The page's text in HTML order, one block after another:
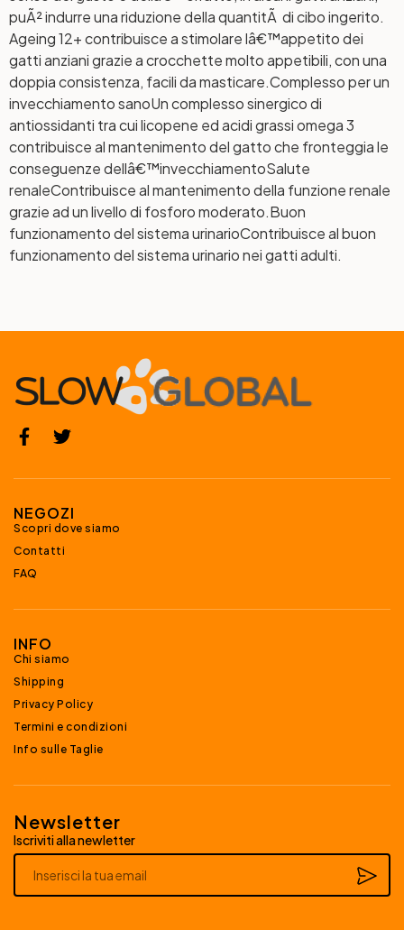
puÃ² indurre una riduzione della quantitÃ di cibo ingerito.
Ageing 12+ contribuisce a stimolare lâ€™appetito dei
gatti anziani grazie a crocchette molto appetibili, con una
doppia consistenza, facili da masticare.Complesso per un
invecchiamento sanoUn complesso sinergico di
antiossidanti tra cui licopene ed acidi grassi omega 3
contribuisce al mantenimento del gatto che fronteggia le
conseguenze dellâ€™invecchiamentoSalute
renaleContribuisce al mantenimento della funzione renale
grazie ad un livello di fosforo moderato.Buon
funzionamento del sistema urinarioContribuisce al buon
funzionamento del sistema urinario nei gatti adulti.
NEGOZI
Scopri dove siamo
Contatti
FAQ
INFO
Chi siamo
Shipping
Privacy Policy
Termini e condizioni
Info sulle Taglie
Newsletter
Iscriviti alla newletter